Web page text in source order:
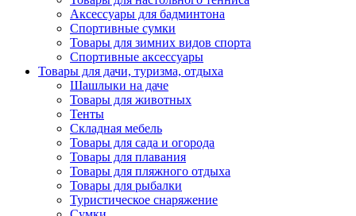
Аксессуары для бадминтона
Спортивные сумки
Товары для зимних видов спорта
Спортивные аксессуары
Товары для дачи, туризма, отдыха
Шашлыки на даче
Товары для животных
Тенты
Складная мебель
Товары для сада и огорода
Товары для плавания
Товары для пляжного отдыха
Товары для рыбалки
Туристическое снаряжение